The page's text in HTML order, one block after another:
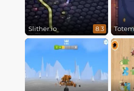
Slither.io 8.3